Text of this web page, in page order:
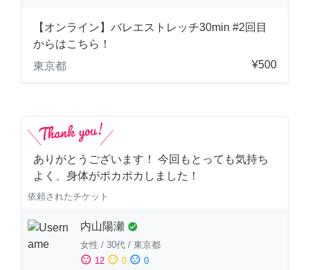
【オンライン】バレエストレッチ30min #2回目
からはこちら！
東京都
¥500
ありがとうございます！ 今回もとっても気持ち
よく、身体がポカポカしました！
依頼されたチケット
内山陽瀬 check_circle
女性 / 30代 / 東京都
sentiment_satisfied 12 sentiment_neutral 0 sentiment_dissatisfied 0